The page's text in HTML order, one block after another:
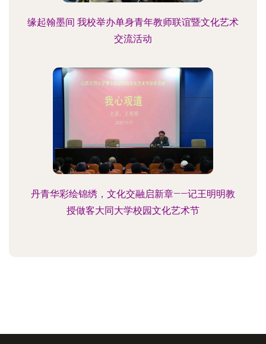
缘起翰墨间 我校举办单身青年教师联谊暨文化艺术
交流活动
丹青华彩绘锦绣，文化交融启新章——记王明明教
授做客大同大学校园文化艺术节